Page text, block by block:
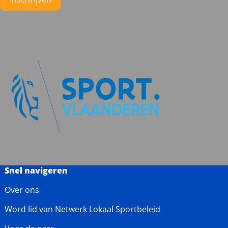
Snel navigeren
Over ons
Word lid van Netwerk Lokaal Sportbeleid